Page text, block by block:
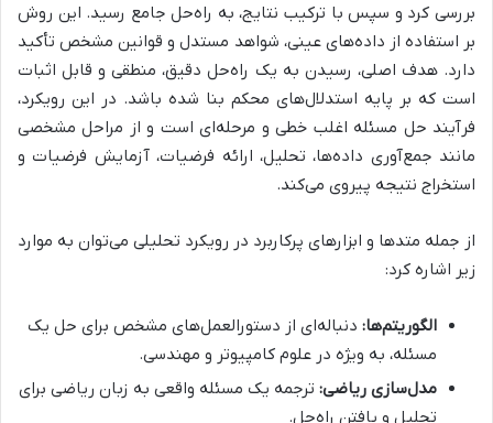
بررسی کرد و سپس با ترکیب نتایج، به راه‌حل جامع رسید. این روش
بر استفاده از داده‌های عینی، شواهد مستدل و قوانین مشخص تأکید
دارد. هدف اصلی، رسیدن به یک راه‌حل دقیق، منطقی و قابل اثبات
است که بر پایه استدلال‌های محکم بنا شده باشد. در این رویکرد،
فرآیند حل مسئله اغلب خطی و مرحله‌ای است و از مراحل مشخصی
مانند جمع‌آوری داده‌ها، تحلیل، ارائه فرضیات، آزمایش فرضیات و
استخراج نتیجه پیروی می‌کند.
از جمله متدها و ابزارهای پرکاربرد در رویکرد تحلیلی می‌توان به موارد
زیر اشاره کرد:
الگوریتم‌ها: دنباله‌ای از دستورالعمل‌های مشخص برای حل یک
مسئله، به ویژه در علوم کامپیوتر و مهندسی.
مدل‌سازی ریاضی: ترجمه یک مسئله واقعی به زبان ریاضی برای
تحلیل و یافتن راه‌حل.